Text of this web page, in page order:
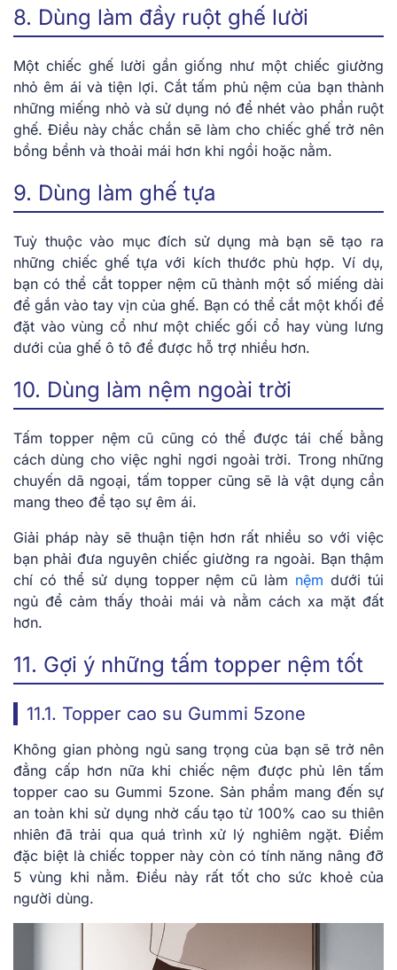
8. Dùng làm đầy ruột ghế lười
Một chiếc ghế lười gần giống như một chiếc giường
nhỏ êm ái và tiện lợi. Cắt tấm phủ nệm của bạn thành
những miếng nhỏ và sử dụng nó để nhét vào phần ruột
ghế. Điều này chắc chắn sẽ làm cho chiếc ghế trở nên
bồng bềnh và thoải mái hơn khi ngồi hoặc nằm.
9. Dùng làm ghế tựa
Tuỳ thuộc vào mục đích sử dụng mà bạn sẽ tạo ra
những chiếc ghế tựa với kích thước phù hợp. Ví dụ,
bạn có thể cắt topper nệm cũ thành một số miếng dài
để gắn vào tay vịn của ghế. Bạn có thể cắt một khối để
đặt vào vùng cổ như một chiếc gối cổ hay vùng lưng
dưới của ghế ô tô để được hỗ trợ nhiều hơn.
10. Dùng làm nệm ngoài trời
Tấm topper nệm cũ cũng có thể được tái chế bằng
cách dùng cho việc nghỉ ngơi ngoài trời. Trong những
chuyến dã ngoại, tấm topper cũng sẽ là vật dụng cần
mang theo để tạo sự êm ái.
Giải pháp này sẽ thuận tiện hơn rất nhiều so với việc
bạn phải đưa nguyên chiếc giường ra ngoài. Bạn thậm
chí có thể sử dụng topper nệm cũ làm nệm dưới túi
ngủ để cảm thấy thoải mái và nằm cách xa mặt đất
hơn.
11. Gợi ý những tấm topper nệm tốt
11.1. Topper cao su Gummi 5zone
Không gian phòng ngủ sang trọng của bạn sẽ trở nên
đẳng cấp hơn nữa khi chiếc nệm được phủ lên tấm
topper cao su Gummi 5zone. Sản phẩm mang đến sự
an toàn khi sử dụng nhờ cấu tạo từ 100% cao su thiên
nhiên đã trải qua quá trình xử lý nghiêm ngặt. Điểm
đặc biệt là chiếc topper này còn có tính năng nâng đỡ
5 vùng khi nằm. Điều này rất tốt cho sức khoẻ của
người dùng.